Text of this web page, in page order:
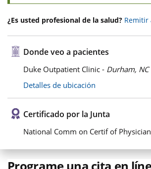
¿Es usted profesional de la salud? Remitir
Donde veo a pacientes
Duke Outpatient Clinic - Durham, NC
Detalles de ubicación
Certificado por la Junta
National Comm on Certif of